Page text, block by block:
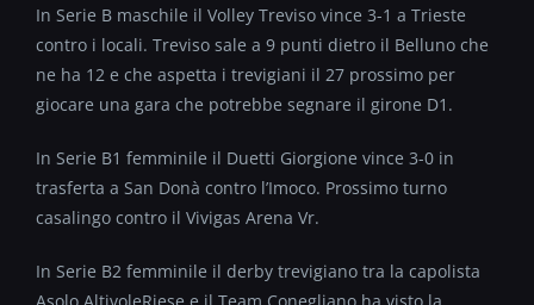
In Serie B maschile il Volley Treviso vince 3-1 a Trieste
contro i locali. Treviso sale a 9 punti dietro il Belluno che
ne ha 12 e che aspetta i trevigiani il 27 prossimo per
giocare una gara che potrebbe segnare il girone D1.
In Serie B1 femminile il Duetti Giorgione vince 3-0 in
trasferta a San Donà contro l’Imoco. Prossimo turno
casalingo contro il Vivigas Arena Vr.
In Serie B2 femminile il derby trevigiano tra la capolista